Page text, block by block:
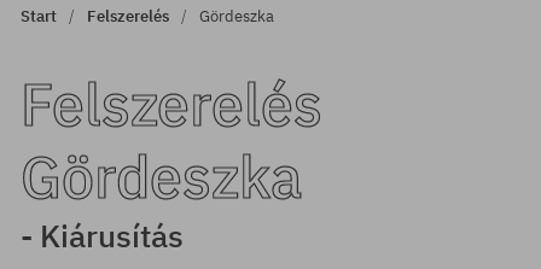
Start Felszerelés Gördeszka
Felszerelés
Gördeszka
- Kiárusítás